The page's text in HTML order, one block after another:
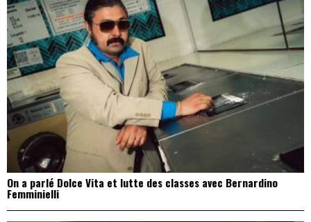
On a parlé Dolce Vita et lutte des classes avec Bernardino
Femminielli